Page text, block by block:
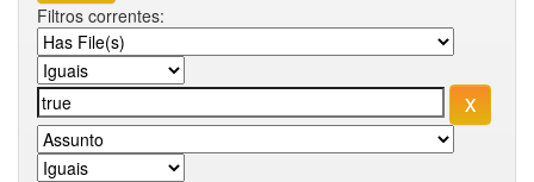
Filtros correntes: